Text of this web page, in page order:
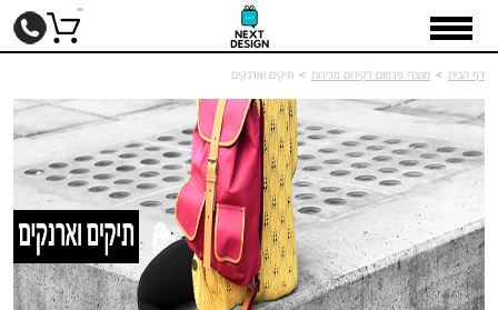
דף הבית > מוצרי פרסום לקידום מכירות > תיקים וארנקים